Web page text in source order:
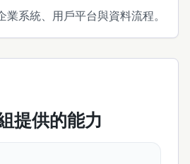
系統、用戶平台與資料流程。
提供的能力